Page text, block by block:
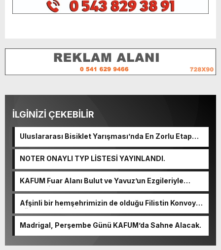
İLGİNİZİ ÇEKEBİLİR
Uluslararası Bisiklet Yarışması’nda En Zorlu Etap
NOTER ONAYLI TYP LİSTESİ YAYINLANDI.
KAFUM Fuar Alanı Bulut ve Yavuz’un Ezgileriyle
Şenlendi.
Afşinli bir hemşehrimizin de olduğu Filistin Konvoyu,
güçlenerek ilerliyor.
Madrigal, Perşembe Günü KAFUM’da Sahne Alacak.